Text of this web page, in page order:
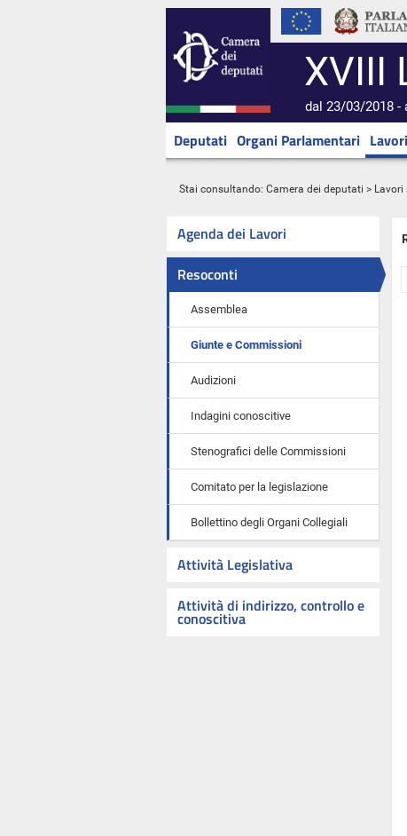
XVIII
dal 23/03/2018 -
Deputati Organi Parlamentari Lavori
Stai consultando: Camera dei deputati > Lavori
Agenda dei Lavori
Resoconti
Assemblea
Giunte e Commissioni
Audizioni
Indagini conoscitive
Stenografici delle Commissioni
Comitato per la legislazione
Bollettino degli Organi Collegiali
Attività Legislativa
Attività di indirizzo, controllo e
conoscitiva